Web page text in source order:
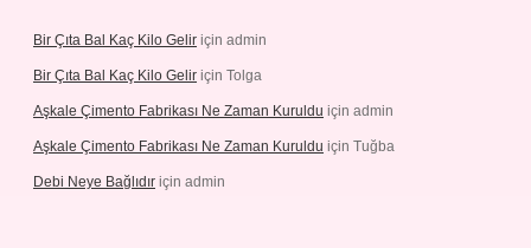
Bir Çıta Bal Kaç Kilo Gelir için admin
Bir Çıta Bal Kaç Kilo Gelir için Tolga
Aşkale Çimento Fabrikası Ne Zaman Kuruldu için admin
Aşkale Çimento Fabrikası Ne Zaman Kuruldu için Tuğba
Debi Neye Bağlıdır için admin